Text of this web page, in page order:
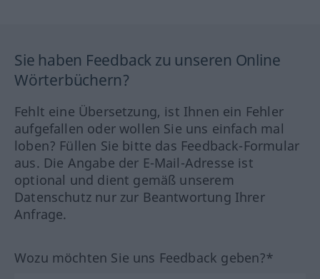
Sie haben Feedback zu unseren Online
Wörterbüchern?
Fehlt eine Übersetzung, ist Ihnen ein Fehler
aufgefallen oder wollen Sie uns einfach mal
loben? Füllen Sie bitte das Feedback-Formular
aus. Die Angabe der E-Mail-Adresse ist
optional und dient gemäß unserem
Datenschutz nur zur Beantwortung Ihrer
Anfrage.
Wozu möchten Sie uns Feedback geben?*